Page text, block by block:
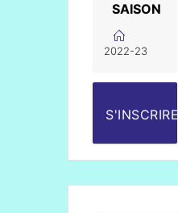
SAISON
2022-23
S'INSCRIRE